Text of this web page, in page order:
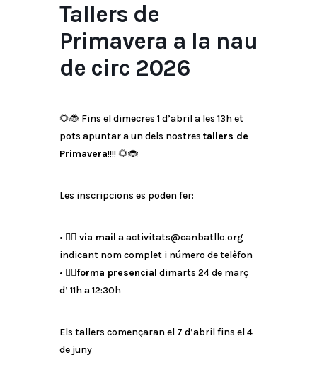
Tallers de
Primavera a la nau
de circ 2026
🌻🐞 Fins el dimecres 1 d’abril a les 13h et
pots apuntar a un dels nostres tallers de
Primavera!!!! 🌻🐞
Les inscripcions es poden fer:
• 👉🏼 via mail a activitats@canbatllo.org
indicant nom complet i número de telèfon
• 👉🏼forma presencial dimarts 24 de març
d’ 11h a 12:30h
Els tallers començaran el 7 d’abril fins el 4
de juny